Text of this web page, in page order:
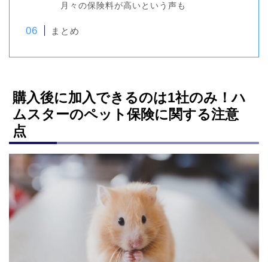
月々の保険料が高いという声も
まとめ
購入後に加入できるのは1社のみ！ハ
ムスターのペット保険に関する注意
点